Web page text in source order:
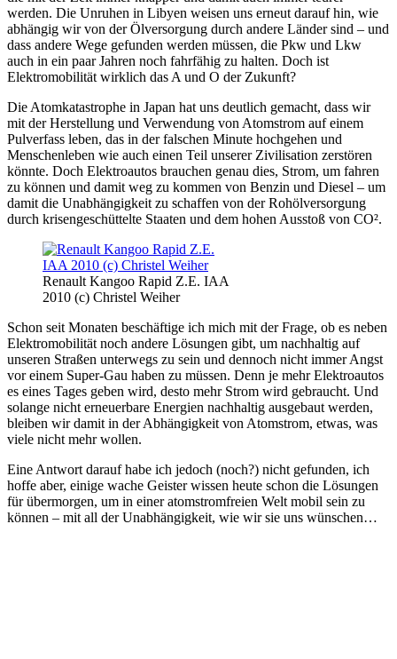
werden. Die Unruhen in Libyen weisen uns erneut darauf hin, wie
abhängig wir von der Ölversorgung durch andere Länder sind – und
dass andere Wege gefunden werden müssen, die Pkw und Lkw
auch in ein paar Jahren noch fahrfähig zu halten. Doch ist
Elektromobilität wirklich das A und O der Zukunft?
Die Atomkatastrophe in Japan hat uns deutlich gemacht, dass wir
mit der Herstellung und Verwendung von Atomstrom auf einem
Pulverfass leben, das in der falschen Minute hochgehen und
Menschenleben wie auch einen Teil unserer Zivilisation zerstören
könnte. Doch Elektroautos brauchen genau dies, Strom, um fahren
zu können und damit weg zu kommen von Benzin und Diesel – um
damit die Unabhängigkeit zu schaffen von der Rohölversorgung
durch krisengeschüttelte Staaten und dem hohen Ausstoß von CO².
Renault Kangoo Rapid Z.E. IAA
2010 (c) Christel Weiher
Schon seit Monaten beschäftige ich mich mit der Frage, ob es neben
Elektromobilität noch andere Lösungen gibt, um nachhaltig auf
unseren Straßen unterwegs zu sein und dennoch nicht immer Angst
vor einem Super-Gau haben zu müssen. Denn je mehr Elektroautos
es eines Tages geben wird, desto mehr Strom wird gebraucht. Und
solange nicht erneuerbare Energien nachhaltig ausgebaut werden,
bleiben wir damit in der Abhängigkeit von Atomstrom, etwas, was
viele nicht mehr wollen.
Eine Antwort darauf habe ich jedoch (noch?) nicht gefunden, ich
hoffe aber, einige wache Geister wissen heute schon die Lösungen
für übermorgen, um in einer atomstromfreien Welt mobil sein zu
können – mit all der Unabhängigkeit, wie wir sie uns wünschen…